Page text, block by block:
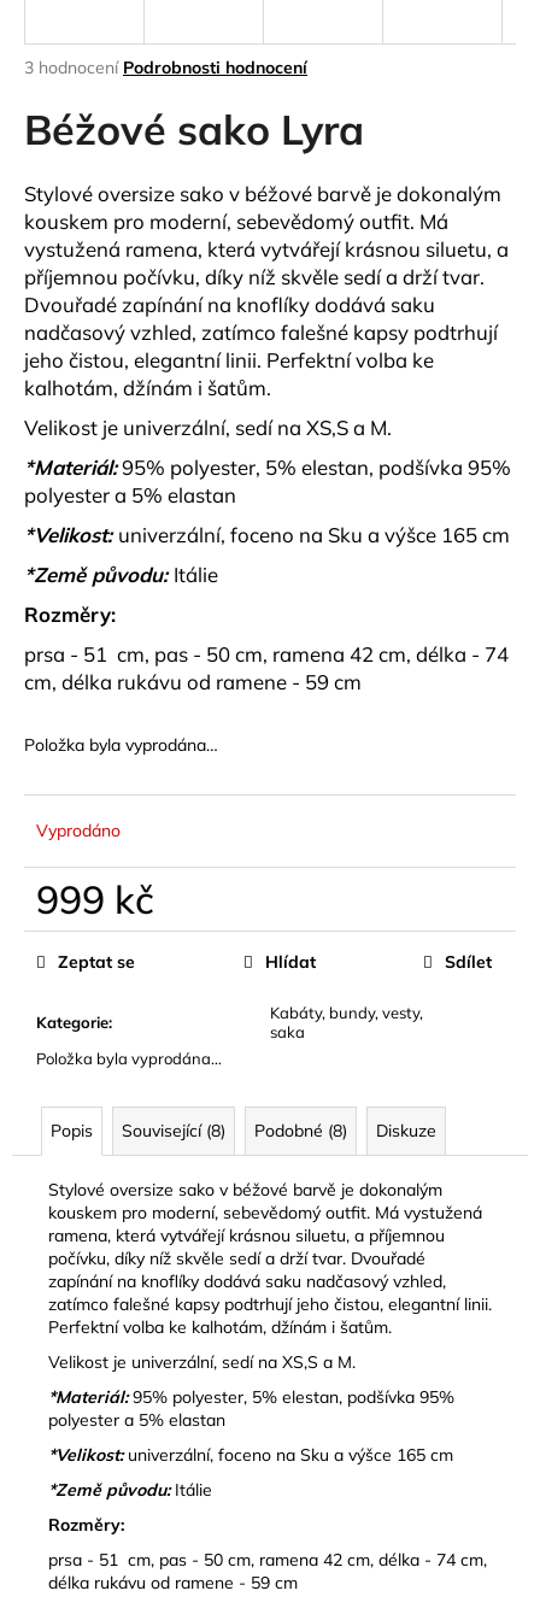
Průměrné
produktu
je
5
hvězdiček.
3 hodnocení Podrobnosti hodnocení
Béžové sako Lyra
Stylové oversize sako v béžové barvě je dokonalým
kouskem pro moderní, sebevědomý outfit. Má
vystužená ramena, která vytvářejí krásnou siluetu, a
příjemnou počívku, díky níž skvěle sedí a drží tvar.
Dvouřadé zapínání na knoflíkydodává saku
nadčasový vzhled, zatímco falešné kapsy podtrhují
jeho čistou, elegantní linii. Perfektní volba ke
kalhotám, džínám i šatům.
Velikost je univerzální, sedí na XS,S a M.
*Materiál:95% polyester, 5% elestan, podšívka 95%
polyester a 5% elastan
*Velikost: univerzální, foceno na Sku a výšce 165 cm
*Země původu: Itálie
Rozměry:
prsa - 51 cm, pas - 50 cm, ramena 42 cm, délka - 74
cm, délka rukávu od ramene - 59 cm
Položka byla vyprodána…
Vyprodáno
999 kč
Měrná
Kategorie:
Kabáty, bundy, vesty,
saka
Položka byla vyprodána…
Zeptat se Hlídat Sdílet
Popis Související (8) Podobné (8) Diskuze
Stylové oversize sako v béžové barvě je dokonalým
kouskem pro moderní, sebevědomý outfit. Má vystužená
ramena, která vytvářejí krásnou siluetu, a příjemnou
počívku, díky níž skvěle sedí a drží tvar. Dvouřadé
zapínání na knoflíky dodává saku nadčasový vzhled,
zatímco falešné kapsy podtrhují jeho čistou, elegantní linii.
Perfektní volba ke kalhotám, džínám i šatům.
Velikost je univerzální, sedí na XS,S a M.
*Materiál: 95% polyester, 5% elestan, podšívka 95%
polyester a 5% elastan
*Velikost: univerzální, foceno na Sku a výšce 165 cm
*Země původu: Itálie
Rozměry:
prsa - 51 cm, pas - 50 cm, ramena 42 cm, délka - 74 cm,
délka rukávu od ramene - 59 cm
j
t
?
HLEDAT
D
p
o
r
u
č
u
e
m
e
SUKNĚ
SKLADY
469
kč